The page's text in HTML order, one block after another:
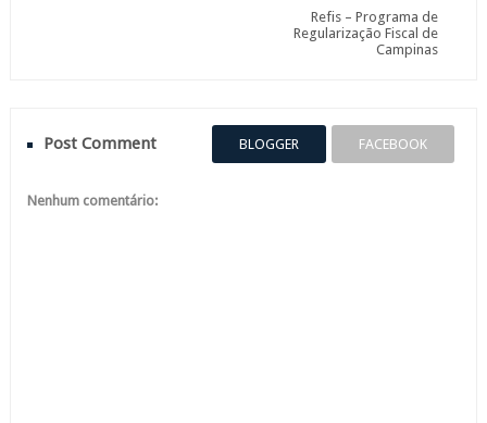
Refis – Programa de
Regularização Fiscal de
Campinas
Post Comment BLOGGER FACEBOOK
Nenhum comentário: